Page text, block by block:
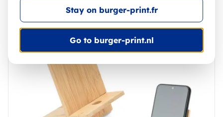
Stay on burger-print.fr
Go to burger-print.nl